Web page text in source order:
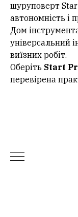
шуруповерт
автономність і
Дом
універсальний
виїзних робіт.
Оберіть Start
перевірена